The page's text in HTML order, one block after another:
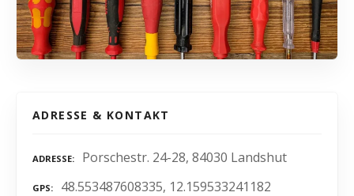
ADRESSE & KONTAKT
ADRESSE Porschestr. 24-28, 84030 Landshut
GPS 48.553487608335, 12.159533241182